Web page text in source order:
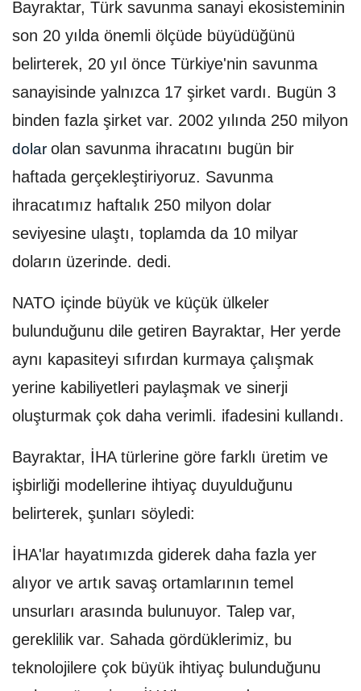
Bayraktar, Türk savunma sanayi ekosisteminin
son 20 yılda önemli ölçüde büyüdüğünü
belirterek, 20 yıl önce Türkiye'nin savunma
sanayisinde yalnızca 17 şirket vardı. Bugün 3
binden fazla şirket var. 2002 yılında 250 milyon
dolar olan savunma ihracatını bugün bir
haftada gerçekleştiriyoruz. Savunma
ihracatımız haftalık 250 milyon dolar
seviyesine ulaştı, toplamda da 10 milyar
doların üzerinde. dedi.
NATO içinde büyük ve küçük ülkeler
bulunduğunu dile getiren Bayraktar, Her yerde
aynı kapasiteyi sıfırdan kurmaya çalışmak
yerine kabiliyetleri paylaşmak ve sinerji
oluşturmak çok daha verimli. ifadesini kullandı.
Bayraktar, İHA türlerine göre farklı üretim ve
işbirliği modellerine ihtiyaç duyulduğunu
belirterek, şunları söyledi:
İHA'lar hayatımızda giderek daha fazla yer
alıyor ve artık savaş ortamlarının temel
unsurları arasında bulunuyor. Talep var,
gereklilik var. Sahada gördüklerimiz, bu
teknolojilere çok büyük ihtiyaç bulunduğunu